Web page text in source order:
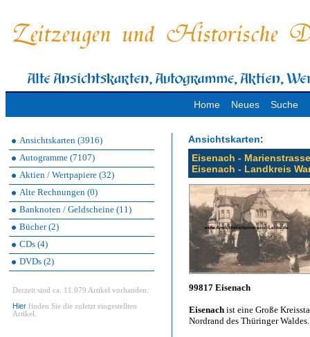
Home Neues Suche
Ansichtskarten (3916)
Autogramme (7107)
Aktien / Wertpapiere (32)
Alte Rechnungen (0)
Banknoten / Geldscheine (11)
Bücher (2)
CDs (4)
DVDs (2)
Derzeit sind ca. 11.079 Artikel vorhanden.
Hier finden Sie die zuletzt eingestellten
Artikel.
Ansichtskarten:
Eisenach -
Eisenach - Landkreis
99817 Eisenach
Eisenach ist eine Große
Nordrand des Thüringer Waldes.